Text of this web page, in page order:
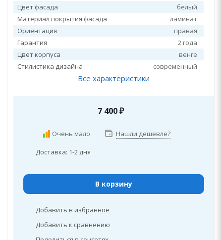
Цвет фасада
белый
Материал покрытия фасада
ламинат
Ориентация
правая
Гарантия
2 года
Цвет корпуса
венге
Стилистика дизайна
современный
Все характеристики
7 400₽
Очень мало Нашли дешевле?
Доставка: 1-2 дня
В корзину
Добавить в избранное
Добавить к сравнению